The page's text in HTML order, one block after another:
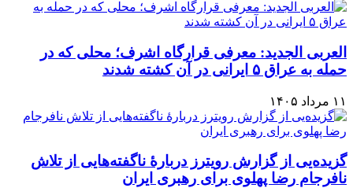
العربی الجدید: معرفی قرارگاه اشرف؛ محلی که در
حمله به عراق ۵ ایرانی در آن کشته شدند
۱۱ مرداد ۱۴۰۵
گزیده‌یی از گزارش رویترز دربارهٔ ناگفته‌هایی از تلاش
نافرجام رضا پهلوی برای رهبری ایران